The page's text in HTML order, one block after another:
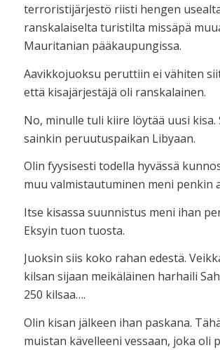
terroristijärjestö riisti hengen
ranskalaiselta turistilta missäpä
Mauritanian pääkaupungissa.
Aavikkojuoksu peruttiin ei vähiten
että kisajärjestäjä oli ranskalainen.
No, minulle tuli kiire löytää uusi kisa.
sainkin peruutuspaikan Libyaan.
Olin fyysisesti todella hyvässä
muu valmistautuminen meni penkin
Itse kisassa suunnistus meni ihan
Eksyin tuon tuosta.
Juoksin siis koko rahan edestä.
kilsan sijaan meikäläinen harhaili
250 kilsaa….
Olin kisan jälkeen ihan paskana.
muistan kävelleeni vessaan, joka oli